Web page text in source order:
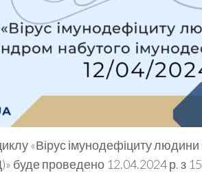
«Вірус імунодефіциту
буде проведено 12.04.2024 р. з